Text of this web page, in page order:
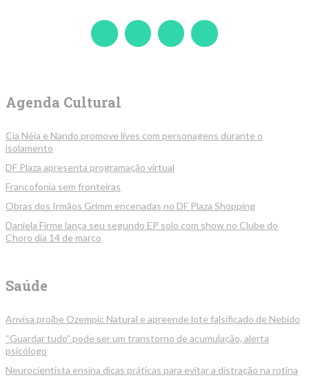
Agenda Cultural
Cia Néia e Nando promove lives com personagens durante o
isolamento
DF Plaza apresenta programação virtual
Francofonia sem fronteiras
Obras dos Irmãos Grimm encenadas no DF Plaza Shopping
Daniela Firme lança seu segundo EP solo com show no Clube do
Choro dia 14 de março
Saúde
Anvisa proíbe Ozempic Natural e apreende lote falsificado de Nebido
“Guardar tudo” pode ser um transtorno de acumulação, alerta
psicólogo
Neurocientista ensina dicas práticas para evitar a distração na rotina